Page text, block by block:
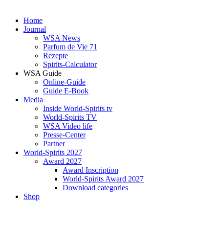
Home
Journal
WSA News
Parfum de Vie 71
Rezepte
Spirits-Calculator
WSA Guide
Online-Guide
Guide E-Book
Media
Inside World-Spirits tv
World-Spirits TV
WSA Video life
Presse-Center
Partner
World-Spirits 2027
Award 2027
Award Inscription
World-Spirits Award 2027
Download categories
Shop